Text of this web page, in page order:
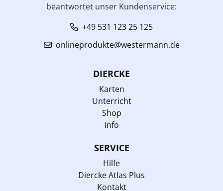
beantwortet unser Kundenservice:
+49 531 123 25 125
onlineprodukte@westermann.de
DIERCKE
Karten
Unterricht
Shop
Info
SERVICE
Hilfe
Diercke Atlas Plus
Kontakt